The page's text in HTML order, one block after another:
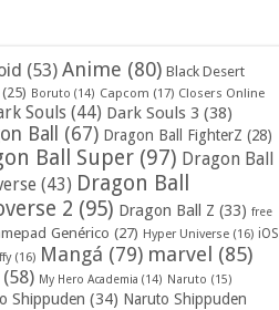
(53) Anime (80) Black Desert
Boruto (14) Capcom (17) Closers Online
Souls(44) Dark Souls 3 (38)
Ball (67) Dragon Ball FighterZ (28)
Ball Super(97) Dragon Ball
(43) Dragon Ball
2 (95) Dragon Ball Z (33) free
Genérico (27) Hyper Universe(16) iOS
(16) Mangá (79) marvel (85)
(58) My Hero Academia (14) Naruto (15)
Shippuden (34) Naruto Shippuden